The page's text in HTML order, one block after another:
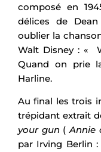
composé en
délices de
oublier la
Walt Disney : «
Quand on prie
Harline.
Au final les trois
trépidant extrait
your gun (Annie
par Irving Berlin :